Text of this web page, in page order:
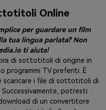
Online
per guardare un film
tua lingua parlata? Non
ti aiuta!
di sottotitoli di origine in
programmi TV preferiti. È
scaricare i file di sottotitoli di
potresti
di un convertitore